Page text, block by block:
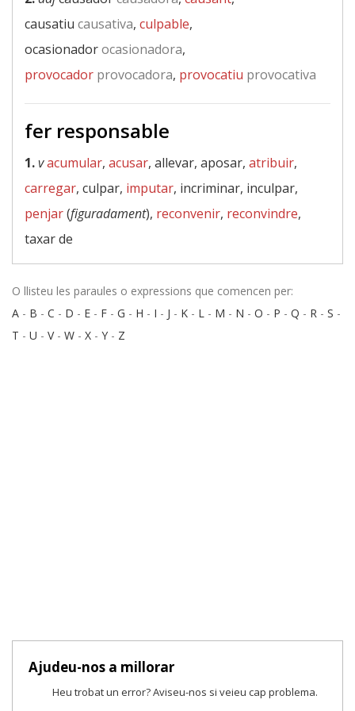
causatiu causativa, culpable,
ocasionadorocasionadora,
provocador provocadora, provocatiu provocativa
fer responsable
1.vacumular, acusar, allevar, aposar, atribuir,
carregar, culpar, imputar, incriminar, inculpar,
penjar(figuradament), reconvenir, reconvindre,
taxar de
O llisteu les paraules o expressions que comencen per:
A - B - C - D - E - F - G - H - I - J - K - L - M - N - O - P - Q - R - S -
T - U - V- W - X - Y - Z
Ajudeu-nos a millorar
Heu trobat un error? Aviseu-nos si veieu cap problema.